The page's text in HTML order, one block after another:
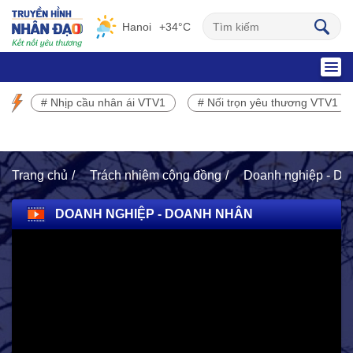
Hanoi +34°C
SỰ KIỆN NỔI BẬT
# Nhịp cầu nhân ái VTV1 # Nối trọn yêu thương VTV1
Trang chủ Trách nhiệm cộng đồng Doanh nghiệp -
DOANH NGHIỆP - DOANH NHÂN